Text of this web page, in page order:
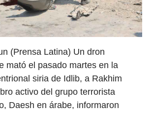
(Prensa Latina) Un dron
mató el pasado martes en la
siria de Idlib, a Rakhim
activo del grupo terrorista
Daesh en árabe, informaron